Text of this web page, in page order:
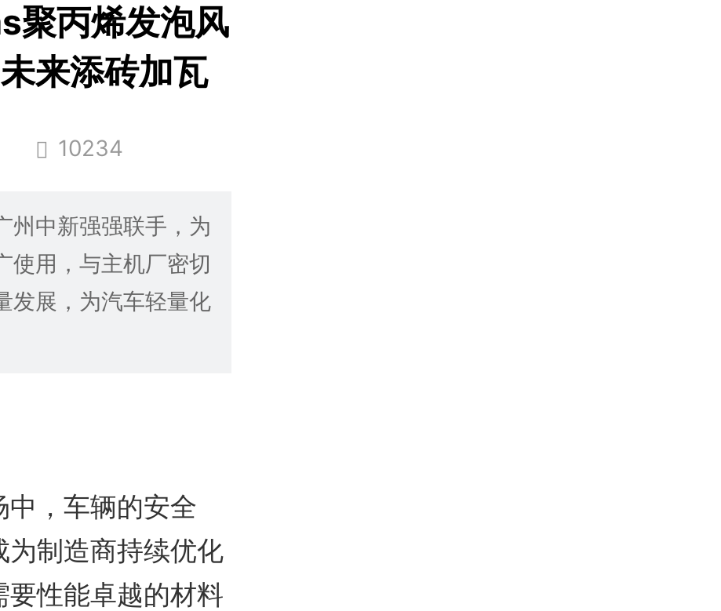
丙烯发泡风
来添砖加瓦
10234
州中新强强联手，为
使用，与主机厂密切
发展，为汽车轻量化
，车辆的安全
制造商持续优化
性能卓越的材料